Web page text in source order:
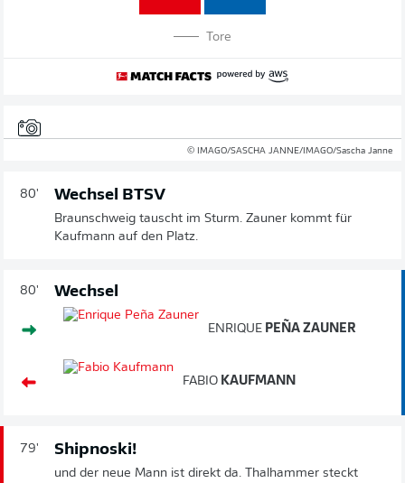
Tore
© IMAGO/SASCHA JANNE/IMAGO/Sascha Janne
80' Wechsel BTSV
Braunschweig tauscht im Sturm. Zauner kommt für
Kaufmann auf den Platz.
80' Wechsel
ENRIQUE PEÑA ZAUNER
FABIO KAUFMANN
79' Shipnoski!
und der neue Mann ist direkt da. Thalhammer steckt